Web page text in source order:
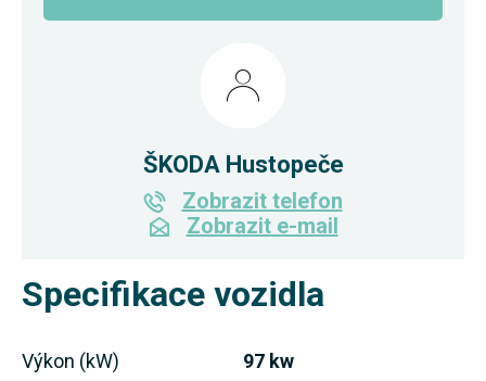
Specifikace vozidla
Výkon (kW)
97 kw
ŠKODA Hustopeče
Zobrazit telefon
Zobrazit e-mail